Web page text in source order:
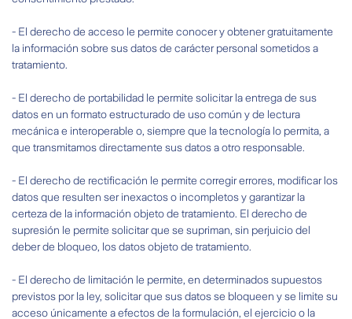
- El derecho de acceso le permite conocer y obtener gratuitamente
la información sobre sus datos de carácter personal sometidos a
tratamiento.
- El derecho de portabilidad le permite solicitar la entrega de sus
datos en un formato estructurado de uso común y de lectura
mecánica e interoperable o, siempre que la tecnología lo permita, a
que transmitamos directamente sus datos a otro responsable.
- El derecho de rectificación le permite corregir errores, modificar los
datos que resulten ser inexactos o incompletos y garantizar la
certeza de la información objeto de tratamiento. El derecho de
supresión le permite solicitar que se supriman, sin perjuicio del
deber de bloqueo, los datos objeto de tratamiento.
- El derecho de limitación le permite, en determinados supuestos
previstos por la ley, solicitar que sus datos se bloqueen y se limite su
acceso únicamente a efectos de la formulación, el ejercicio o la